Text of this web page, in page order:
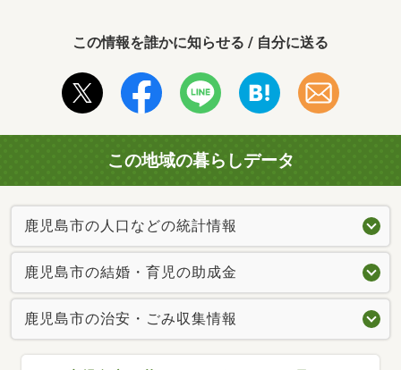
この情報を誰かに知らせる / 自分に送る
この地域の暮らしデータ
鹿児島市の人口などの統計情報
鹿児島市の結婚・育児の助成金
鹿児島市の治安・ごみ収集情報